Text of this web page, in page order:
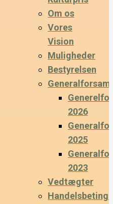
Om os
Vores
Vision
Muligheder
Bestyrelsen
2026
2025
2023
Vedtægter